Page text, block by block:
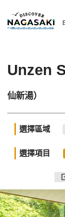
Unzen
仙新湯）
選擇區域
選擇項目